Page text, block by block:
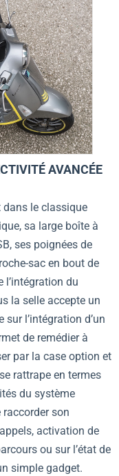
AVANCÉE
dans le classique
sa large boîte à
ses poignées de
sac en bout de
l’intégration du
la selle accepte un
l’intégration d’un
de remédier à
par la case option et
rattrape en termes
du système
son
activation de
ou sur l’état de
simple gadget.